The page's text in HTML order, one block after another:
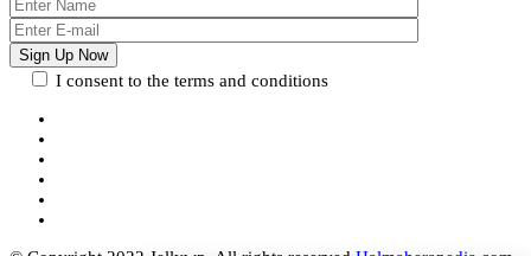
I consent to the terms and conditions